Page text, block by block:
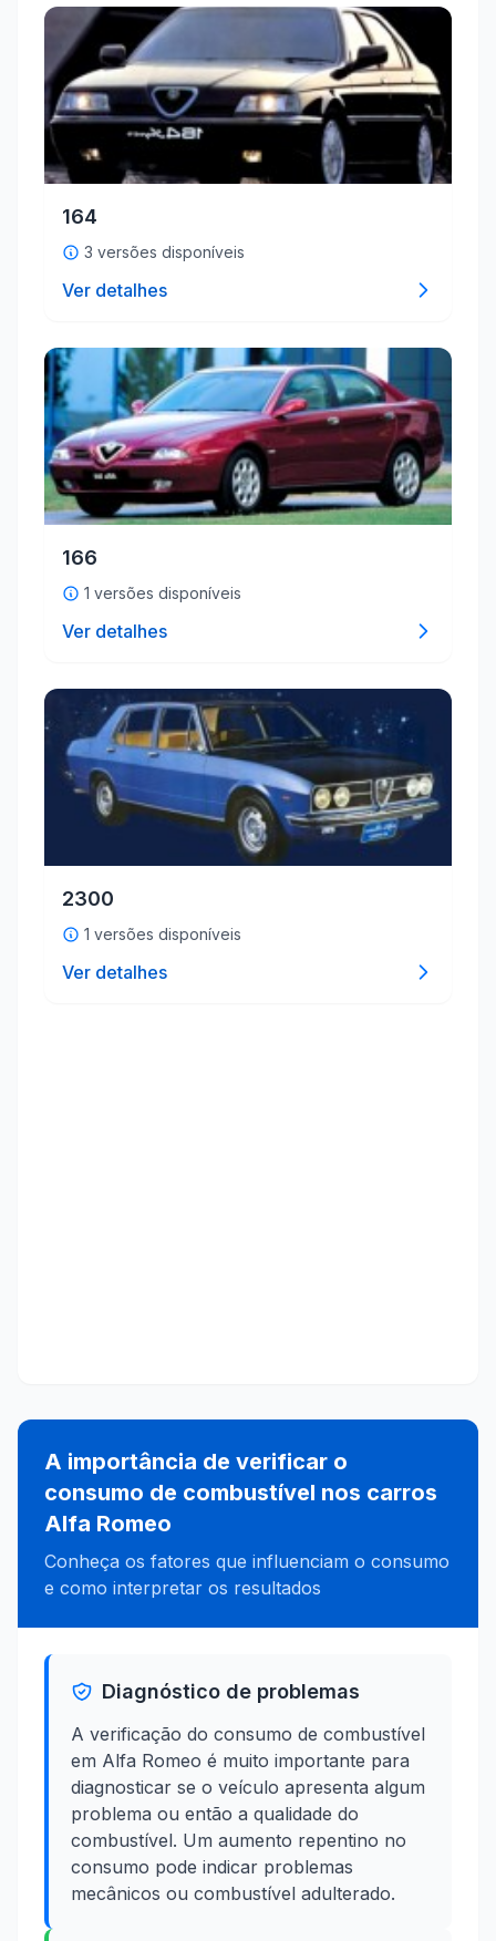
164
3 versões disponíveis
Ver detalhes
166
1 versões disponíveis
Ver detalhes
2300
1 versões disponíveis
Ver detalhes
A importância de verificar o
consumo de combustível nos carros
Alfa Romeo
Conheça os fatores que influenciam o consumo
e como interpretar os resultados
Diagnóstico de problemas
A verificação do consumo de combustível
em Alfa Romeo é muito importante para
diagnosticar se o veículo apresenta algum
problema ou então a qualidade do
combustível. Um aumento repentino no
consumo pode indicar problemas
mecânicos ou combustível adulterado.